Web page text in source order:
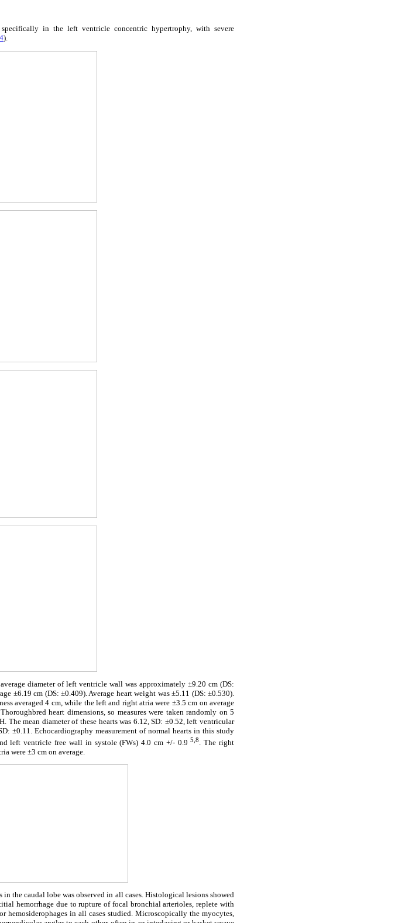
in the left ventricle concentric hypertrophy, with severe
).
diameter of left ventricle wall was approximately ±9.20 cm (DS:
±6.19 cm (DS: ±0.409). Average heart weight was ±5.11 (DS: ±0.530).
averaged 4 cm, while the left and right atria were ±3.5 cm on average
heart dimensions, so measures were taken randomly on 5
The mean diameter of these hearts was 6.12, SD: ±0.52, left ventricular
±0.11. Echocardiography measurement of normal hearts in this study
left ventricle free wall in systole (FWs) 4.0 cm +/- 0.95,8
. The right
were ±3 cm on average.
the caudal lobe was observed in all cases. Histological lesions showed
hemorrhage due to rupture of focal bronchial arterioles, replete with
hemosiderophages in all cases studied. Microscopically the myocytes,